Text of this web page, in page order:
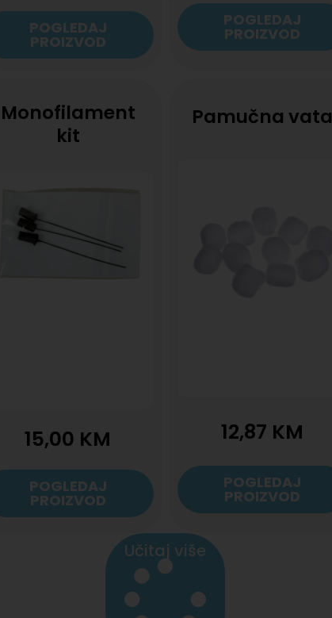
POGLEDAJ
PROIZVOD
POGLEDAJ
PROIZVOD
Monofilament
kit
15,00 KM
POGLEDAJ
PROIZVOD
Pamučna vata
12,87 KM
POGLEDAJ
PROIZVOD
Učitaj više